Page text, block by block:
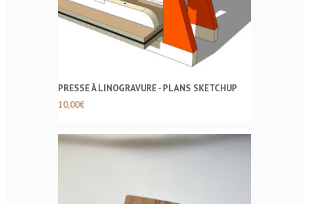
PRESSE À LINOGRAVURE - PLANS SKETCHUP
10,00€